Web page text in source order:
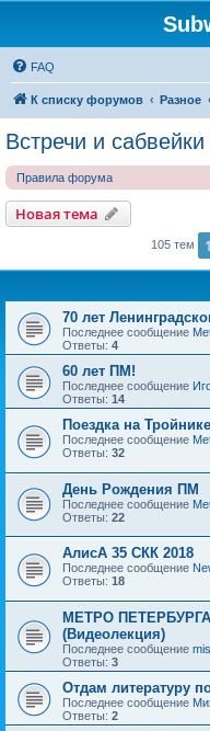
FAQ
К списку форумов Разное
Встречи и сабвейки
Правила форума
Новая тема
105 тем 1
70 лет
Последнее сообщение
Ответы: 4
60 лет ПМ!
Последнее сообщение
Ответы: 14
Поездка на
Последнее сообщение
Ответы: 32
День Рождения ПМ
Последнее сообщение
Ответы: 22
АлисА 35 СКК 2018
Последнее сообщение
Ответы: 18
МЕТРО
(Видеолекция)
Последнее сообщение
Ответы: 3
Отдам литературу
Последнее сообщение
Ответы: 2